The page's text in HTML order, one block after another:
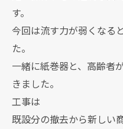
す。
今回は流す力が弱くなる
た。
一緒に紙巻器と、高齢者
きました。
工事は
既設分の撤去から新しい